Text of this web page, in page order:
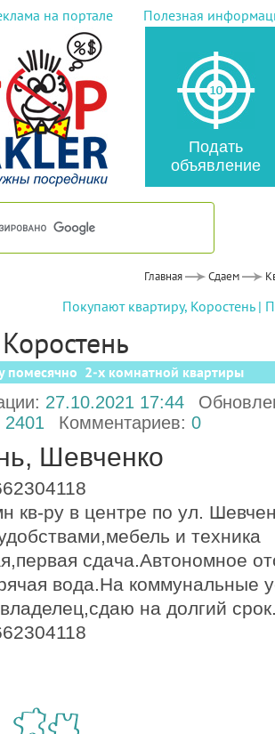
на портале Полезная
Подать
объявление
Главная Сдаем
Покупают квартиру, Коростень|
Коростень
помесячно 2-х комнатной квартиры
27.10.2021 17:44
2401 Комментариев: 0
Шевченко
кв-ру в центре по ул.
и техника
сдача.Автономное
вода.На коммунальные
на долгий